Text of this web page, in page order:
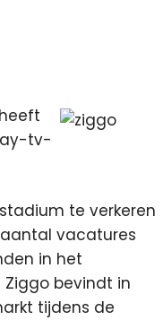
tv-
te verkeren
aantal vacatures
in het
bevindt in
tijdens de